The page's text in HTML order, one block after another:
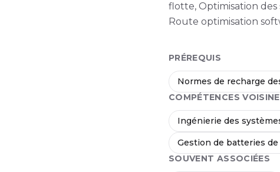
flotte, Optimisation des
Route optimisation
PRÉREQUIS
Normes de recharge
COMPÉTENCES
Ingénierie des
Gestion de batteries de
SOUVENT ASSOCIÉES